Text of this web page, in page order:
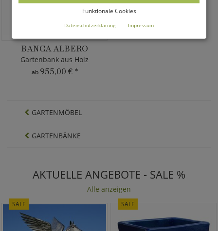
BANCA ALBERO
Gartenbank aus Holz
ab 955,00 € *
GARTENMÖBEL
GARTENBÄNKE
AKTUELLE ANGEBOTE - SALE %
Alle anzeigen
SALE SALE
Funktionale Cookies
Datenschutzerklärung Impressum